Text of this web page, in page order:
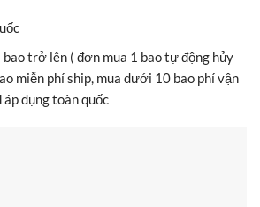
trở lên ( đơn mua 1 bao tự động hủy
miễn phí ship, mua dưới 10 bao phí vận
dụng toàn quốc